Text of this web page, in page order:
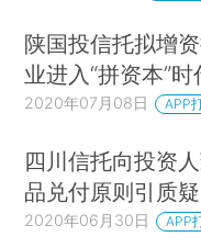
陕国投信托拟增
业进入“拼资本”时
2020年07月08日 APP
四川信托向投资
品兑付原则引质疑
2020年06月30日 APP